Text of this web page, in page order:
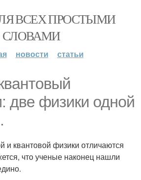
ВСЕХ ПРОСТЫМИ
СЛОВАМИ
новости статьи
две физики одной
и квантовой физики отличаются
что ученые наконец нашли